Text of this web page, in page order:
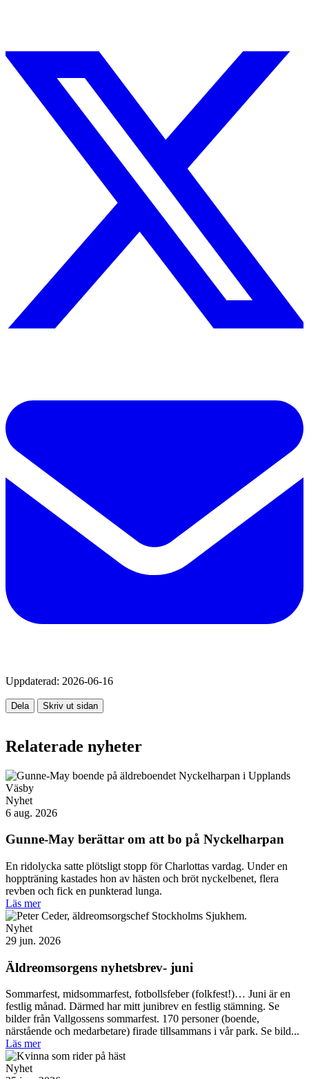
Uppdaterad: 2026-06-16
Dela Skriv ut sidan
Relaterade nyheter
Nyhet
6 aug. 2026
Gunne-May berättar om att bo på Nyckelharpan
En ridolycka satte plötsligt stopp för Charlottas vardag. Under en
hoppträning kastades hon av hästen och bröt nyckelbenet, flera
revben och fick en punkterad lunga.
Läs mer
Nyhet
29 jun. 2026
Äldreomsorgens nyhetsbrev- juni
Sommarfest, midsommarfest, fotbollsfeber (folkfest!)… Juni är en
festlig månad. Därmed har mitt junibrev en festlig stämning. Se
bilder från Vallgossens sommarfest. 170 personer (boende,
närstående och medarbetare) firade tillsammans i vår park. Se bild...
Läs mer
Nyhet